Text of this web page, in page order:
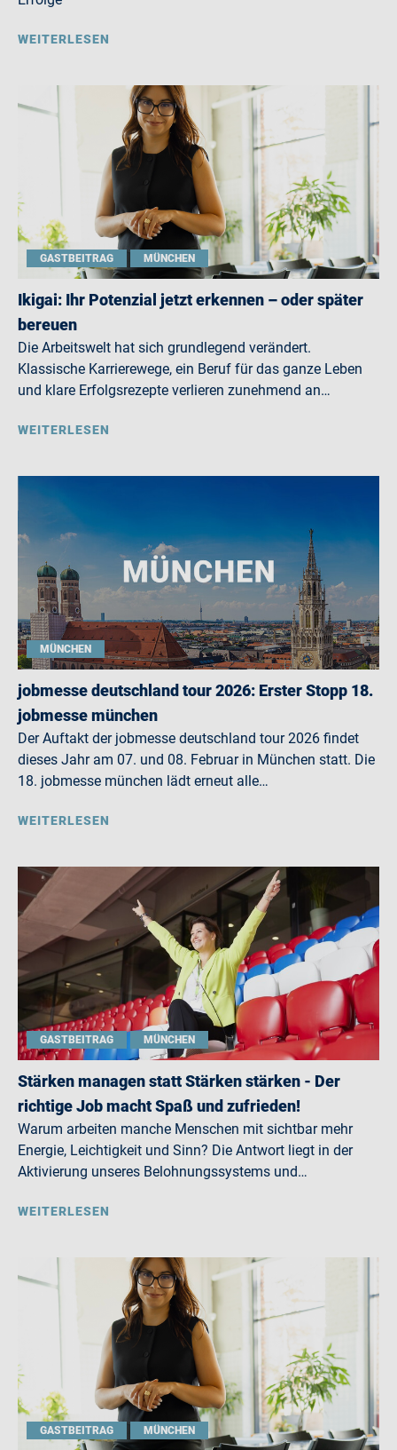
WEITERLESEN
GASTBEITRAG MÜNCHEN
Ikigai: Ihr Potenzial jetzt erkennen – oder später
bereuen
Die Arbeitswelt hat sich grundlegend verändert.
Klassische Karrierewege, ein Beruf für das ganze Leben
und klare Erfolgsrezepte verlieren zunehmend an…
WEITERLESEN
MÜNCHEN
jobmesse deutschland tour 2026: Erster Stopp 18.
jobmesse münchen
Der Auftakt der jobmesse deutschland tour 2026 findet
dieses Jahr am 07. und 08. Februar in München statt. Die
18. jobmesse münchen lädt erneut alle…
WEITERLESEN
GASTBEITRAG MÜNCHEN
Stärken managen statt Stärken stärken - Der
richtige Job macht Spaß und zufrieden!
Warum arbeiten manche Menschen mit sichtbar mehr
Energie, Leichtigkeit und Sinn? Die Antwort liegt in der
Aktivierung unseres Belohnungssystems und…
WEITERLESEN
GASTBEITRAG MÜNCHEN